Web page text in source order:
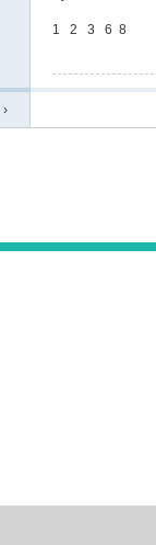
1 2 3 6 8
›